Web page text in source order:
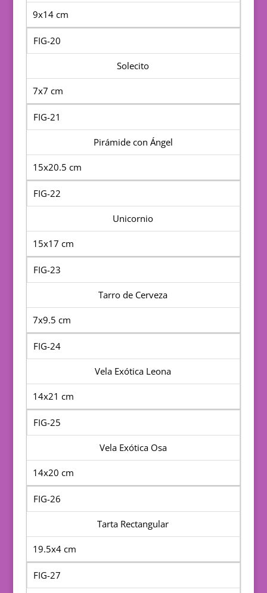
9x14 cm
FIG-20
Solecito
7x7 cm
FIG-21
Pirámide con Ángel
15x20.5 cm
FIG-22
Unicornio
15x17 cm
FIG-23
Tarro de Cerveza
7x9.5 cm
FIG-24
Vela Exótica Leona
14x21 cm
FIG-25
Vela Exótica Osa
14x20 cm
FIG-26
Tarta Rectangular
19.5x4 cm
FIG-27